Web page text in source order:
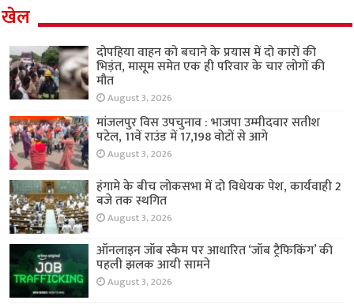
खेल
दोपहिया वाहन को बचाने के प्रयास में दो कारों की
भिड़ंत, मासूम समेत एक ही परिवार के चार लोगों की
मौत
August 3, 2026
मांजलपुर विस उपचुनाव : भाजपा उम्मीदवार सतीश
पटेल, 11वें राउंड में 17,198 वोटों से आगे
August 3, 2026
हंगामे के बीच लोकसभा में दो विधेयक पेश, कार्यवाही 2
बजे तक स्थगित
August 3, 2026
ऑनलाइन जॉब स्कैम पर आधारित ‘जॉब ट्रैफिकिंग’ की
पहली झलक आयी सामने
August 3, 2026